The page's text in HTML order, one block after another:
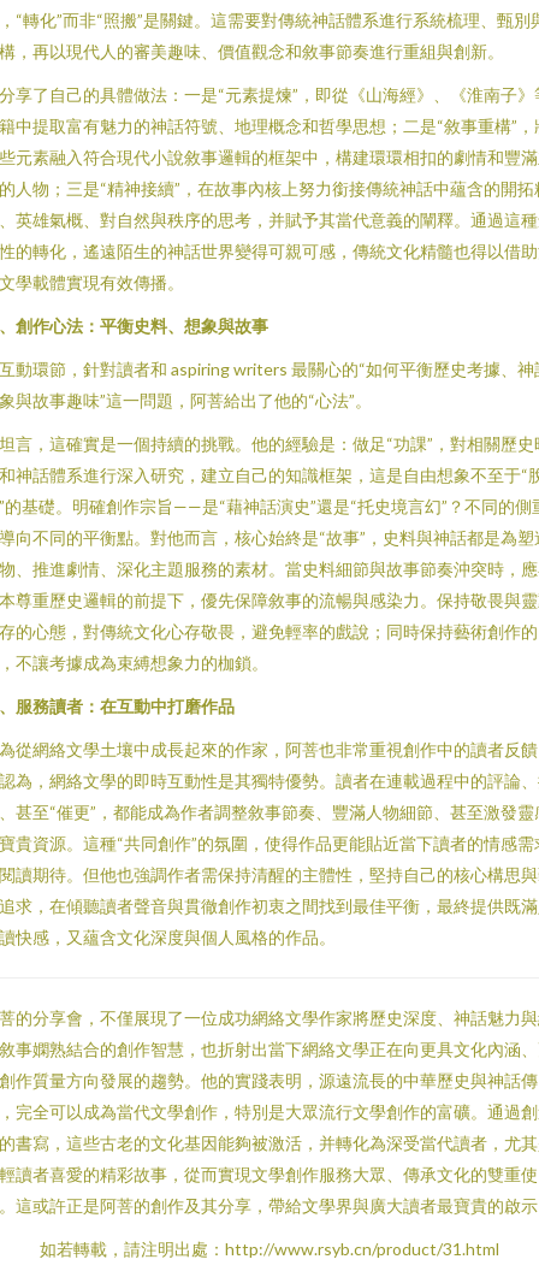
“轉化”而非“照搬”是關鍵。這需要對傳統神話體系進行系統梳理、甄別
，再以現代人的審美趣味、價值觀念和敘事節奏進行重組與創新。
享了自己的具體做法：一是“元素提煉”，即從《山海經》、《淮南子》
中提取富有魅力的神話符號、地理概念和哲學思想；二是“敘事重構”，
元素融入符合現代小說敘事邏輯的框架中，構建環環相扣的劇情和豐
人物；三是“精神接續”，在故事內核上努力銜接傳統神話中蘊含的開拓
英雄氣概、對自然與秩序的思考，并賦予其當代意義的闡釋。通過這
的轉化，遙遠陌生的神話世界變得可親可感，傳統文化精髓也得以借
學載體實現有效傳播。
創作心法：平衡史料、想象與故事
動環節，針對讀者和 aspiring writers 最關心的“如何平衡歷史考據、神
與故事趣味”這一問題，阿菩給出了他的“心法”。
言，這確實是一個持續的挑戰。他的經驗是：做足“功課”，對相關歷史
神話體系進行深入研究，建立自己的知識框架，這是自由想象不至于“
的基礎。明確創作宗旨——是“藉神話演史”還是“托史境言幻”？不同的側
向不同的平衡點。對他而言，核心始終是“故事”，史料與神話都是為塑
、推進劇情、深化主題服務的素材。當史料細節與故事節奏沖突時，
尊重歷史邏輯的前提下，優先保障敘事的流暢與感染力。保持敬畏與
的心態，對傳統文化心存敬畏，避免輕率的戲說；同時保持藝術創作
不讓考據成為束縛想象力的枷鎖。
服務讀者：在互動中打磨作品
從網絡文學土壤中成長起來的作家，阿菩也非常重視創作中的讀者反
為，網絡文學的即時互動性是其獨特優勢。讀者在連載過程中的評論
甚至“催更”，都能成為作者調整敘事節奏、豐滿人物細節、甚至激發靈
貴資源。這種“共同創作”的氛圍，使得作品更能貼近當下讀者的情感需
讀期待。但他也強調作者需保持清醒的主體性，堅持自己的核心構思
求，在傾聽讀者聲音與貫徹創作初衷之間找到最佳平衡，最終提供既
快感，又蘊含文化深度與個人風格的作品。
的分享會，不僅展現了一位成功網絡文學作家將歷史深度、神話魅力
事嫻熟結合的創作智慧，也折射出當下網絡文學正在向更具文化內涵
作質量方向發展的趨勢。他的實踐表明，源遠流長的中華歷史與神話傳
完全可以成為當代文學創作，特別是大眾流行文學創作的富礦。通過
書寫，這些古老的文化基因能夠被激活，并轉化為深受當代讀者，尤
讀者喜愛的精彩故事，從而實現文學創作服務大眾、傳承文化的雙重使
這或許正是阿菩的創作及其分享，帶給文學界與廣大讀者最寶貴的啟
如若轉載，請注明出處：http://www.rsyb.cn/product/31.html